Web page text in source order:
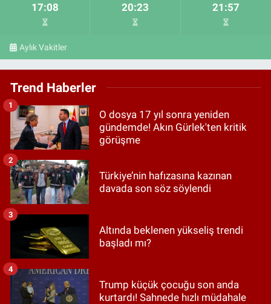
17:08 20:23 21:57
Aylık Vakitler
Trend Haberler
O dosya 17 yıl sonra yeniden
gündemde! Akın Gürlek'ten kritik
görüşme
1
Türkiye’nin hafızasına kazınan
davada son söz söylendi
2
Altında beklenen yükseliş trendi
başladı mı?
3
Trump küçük çocuğu son anda
kurtardı! Sahnede hızlı müdahale
4